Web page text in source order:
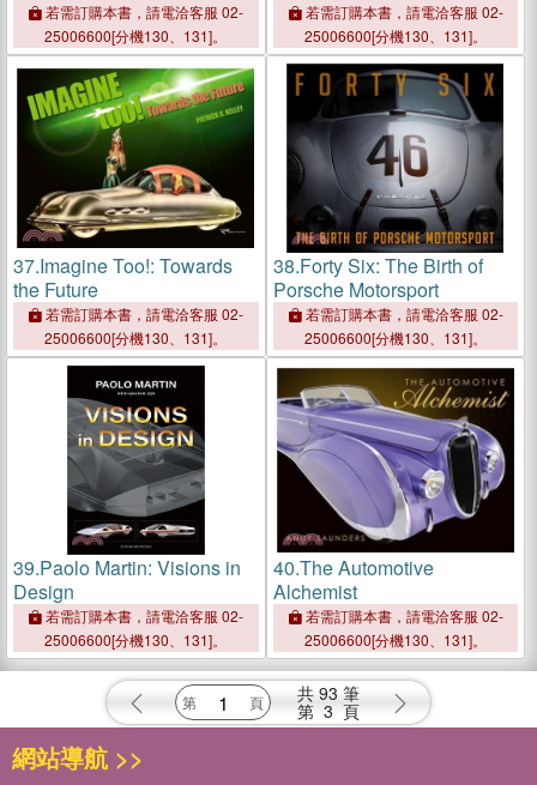
若需訂購本書，請電洽客服 02-
25006600[分機130、131]。
若需訂購本書，請電洽客服 02-
25006600[分機130、131]。
37.Imagine Too!: Towards
the Future
若需訂購本書，請電洽客服 02-
25006600[分機130、131]。
38.Forty Six: The Birth of
Porsche Motorsport
若需訂購本書，請電洽客服 02-
25006600[分機130、131]。
39.Paolo Martin: Visions in
Design
若需訂購本書，請電洽客服 02-
25006600[分機130、131]。
40.The Automotive
Alchemist
若需訂購本書，請電洽客服 02-
25006600[分機130、131]。
共 93 筆
第 3 頁
網站導航 >>